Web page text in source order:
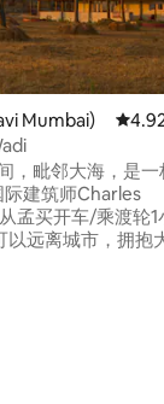
104 条评价
Mumbai) 平均
，毗邻大海，是一
建筑师Charles
以远离城市，拥抱